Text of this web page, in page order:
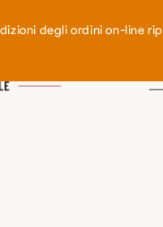
degli ordini on-line